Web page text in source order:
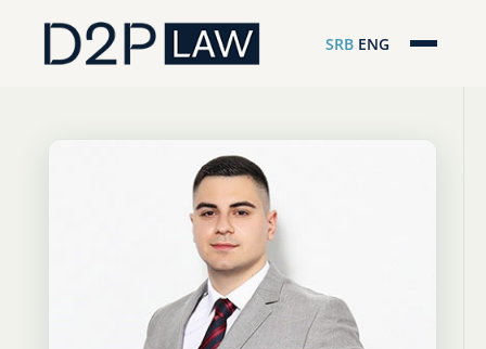
SRB ENG
Regionalna pokrivenost